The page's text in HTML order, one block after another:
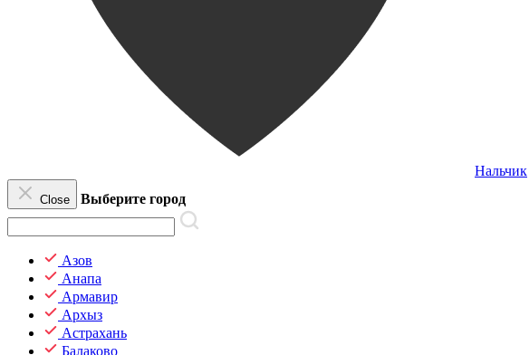
Нальчик
Close Выберите город
Азов
Анапа
Армавир
Архыз
Астрахань
Балаково